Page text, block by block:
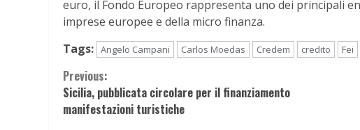
euro, il Fondo Europeo rappresenta uno dei principali
imprese europee e della micro finanza.
Tags: Angelo Campani Carlos Moedas Credem credito Fei
Continue
Reading
Previous:
Sicilia, pubblicata circolare per il finanziamento
manifestazioni turistiche